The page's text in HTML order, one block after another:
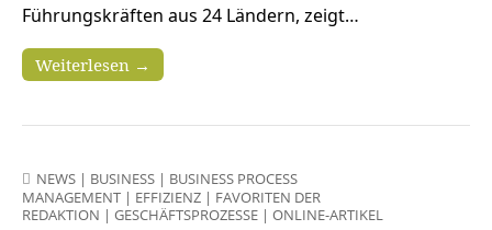
Führungskräften aus 24 Ländern, zeigt…
Weiterlesen →
NEWS | BUSINESS | BUSINESS PROCESS
MANAGEMENT | EFFIZIENZ | FAVORITEN DER
REDAKTION | GESCHÄFTSPROZESSE | ONLINE-ARTIKEL